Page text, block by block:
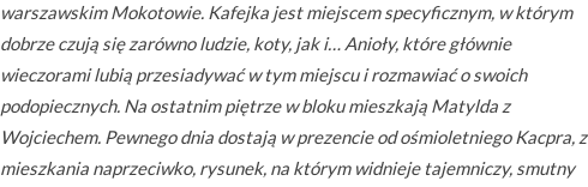
warszawskim Mokotowie. Kafejka jest miejscem specyficznym, w którym
dobrze czują się zarówno ludzie, koty, jak i… Anioły, które głównie
wieczorami lubią przesiadywać w tym miejscu i rozmawiać o swoich
podopiecznych. Na ostatnim piętrze w bloku mieszkają Matylda z
Wojciechem. Pewnego dnia dostają w prezencie od ośmioletniego Kacpra, z
mieszkania naprzeciwko, rysunek, na którym widnieje tajemniczy, smutny